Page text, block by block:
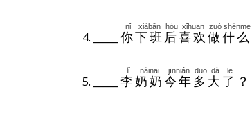
4. _____你
nǐ
下班
xiàbān
后
hòu
喜欢
xǐhuan
做
zuò
什么
shénme
5. _____李
lǐ
奶奶
nǎinai
今年
jīnnián
多
duō
大
dà
了
le
？